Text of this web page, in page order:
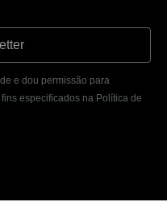
e dou permissão para
especificados na Política de